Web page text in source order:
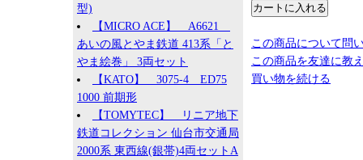
型)
【MICRO ACE】 A6621
あいの風とやま鉄道 413系「と
やま絵巻」 3両セット
【KATO】 3075-4 ED75
1000 前期形
【TOMYTEC】 リニア地下
鉄道コレクション 仙台市交通局
2000系 東西線(銀帯)4両セットA
この商品について問
この商品を友達に教
買い物を続ける